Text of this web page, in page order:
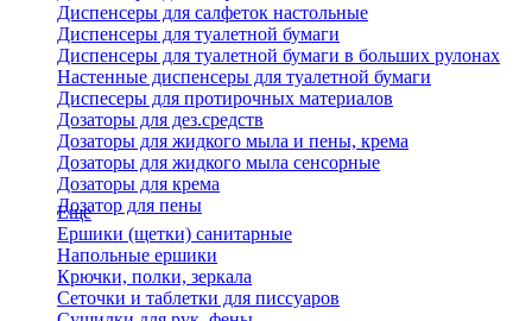
Диспенсеры для салфеток настольные
Диспенсеры для туалетной бумаги
Диспенсеры для туалетной бумаги в больших рулонах
Настенные диспенсеры для туалетной бумаги
Диспесеры для протирочных материалов
Дозаторы для дез.средств
Дозаторы для жидкого мыла и пены, крема
Дозаторы для жидкого мыла сенсорные
Дозаторы для крема
Дозатор для пены
Еще
Ершики (щетки) санитарные
Напольные ершики
Крючки, полки, зеркала
Сеточки и таблетки для писсуаров